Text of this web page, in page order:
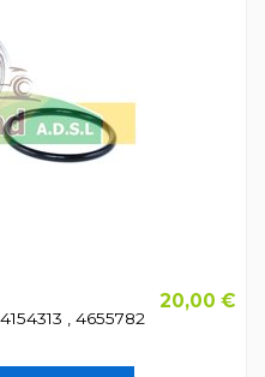
, 4655782
20,00 €